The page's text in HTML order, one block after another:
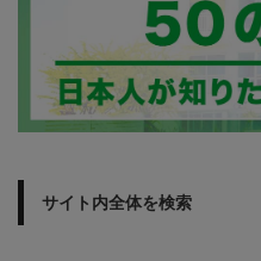
サイト内全体を検索